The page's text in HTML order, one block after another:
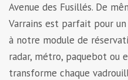
Avenue des Fusillés. De
Varrains est parfait pour
à notre module de
radar, métro, paquebot ou
transforme chaque